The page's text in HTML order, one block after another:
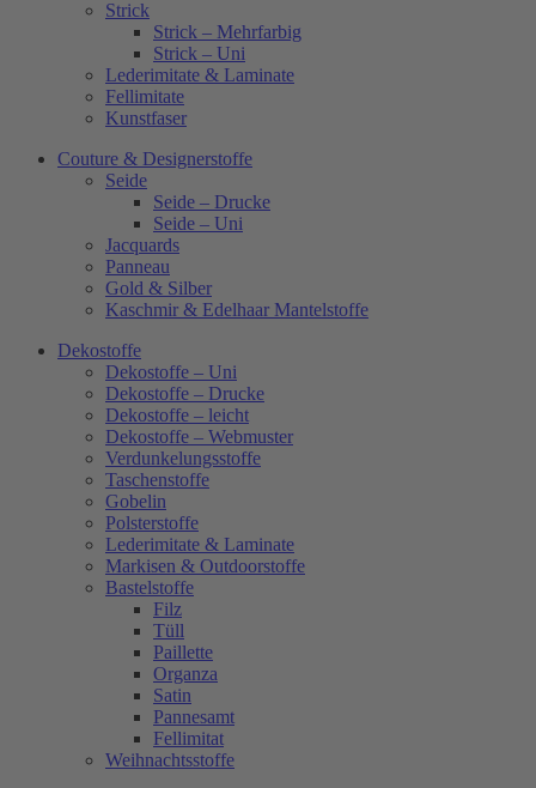
Strick
Strick – Mehrfarbig
Strick – Uni
Lederimitate & Laminate
Fellimitate
Kunstfaser
Couture & Designerstoffe
Seide
Seide – Drucke
Seide – Uni
Jacquards
Panneau
Gold & Silber
Kaschmir & Edelhaar Mantelstoffe
Dekostoffe
Dekostoffe – Uni
Dekostoffe – Drucke
Dekostoffe – leicht
Dekostoffe – Webmuster
Verdunkelungsstoffe
Taschenstoffe
Gobelin
Polsterstoffe
Lederimitate & Laminate
Markisen & Outdoorstoffe
Bastelstoffe
Filz
Tüll
Paillette
Organza
Satin
Pannesamt
Fellimitat
Weihnachtsstoffe